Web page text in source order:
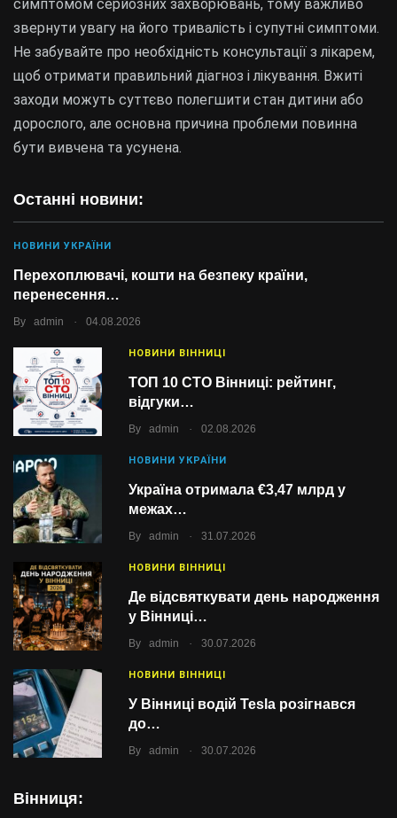
Останні новини:
НОВИНИ УКРАЇНИ
Перехоплювачі, кошти на безпеку країни,
перенесення…
By admin . 04.08.2026
НОВИНИ ВІННИЦІ
ТОП 10 СТО Вінниці: рейтинг,
відгуки…
By admin . 02.08.2026
НОВИНИ УКРАЇНИ
Україна отримала €3,47 млрд у
межах…
By admin . 31.07.2026
НОВИНИ ВІННИЦІ
Де відсвяткувати день народження
у Вінниці…
By admin . 30.07.2026
НОВИНИ ВІННИЦІ
У Вінниці водій Tesla розігнався
до…
By admin . 30.07.2026
Вінниця:
симптомом серйозних захворювань, тому важливо
звернути увагу на його тривалість і супутні симптоми.
Не забувайте про необхідність консультації з лікарем,
щоб отримати правильний діагноз і лікування. Вжиті
заходи можуть суттєво полегшити стан дитини або
дорослого, але основна причина проблеми повинна
бути вивчена та усунена.